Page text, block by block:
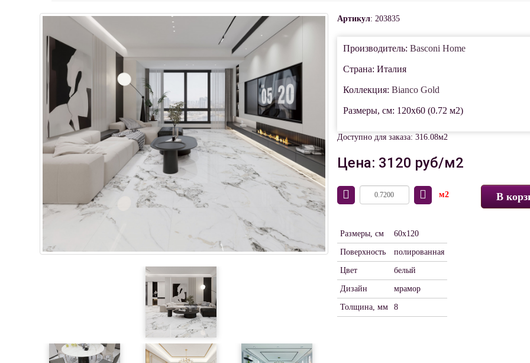
Артикул: 203835
Производитель: Basconi Home
Страна: Италия
Коллекция: Bianco Gold
Размеры, см: 120x60 (0.72 м2)
Доступно для заказа: 316.08м2
Цена: 3120 руб/м2
м2 В
Размеры, см 60x120
Поверхность полированная
Цвет белый
Дизайн мрамор
Толщина, мм 8